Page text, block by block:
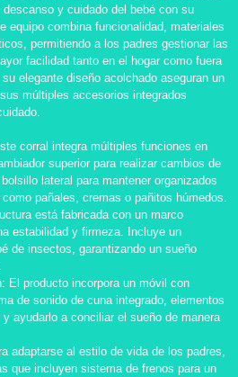
y cuidado del bebé con su
equipo combina funcionalidad, materiales
permitiendo a los padres gestionar las
facilidad tanto en el hogar como fuera
elegante diseño acolchado aseguran un
múltiples accesorios integrados
corral integra múltiples funciones en
superior para realizar cambios de
lateral para mantener organizados
pañales, cremas o pañitos húmedos.
está fabricada con un marco
estabilidad y firmeza. Incluye un
de insectos, garantizando un sueño
El producto incorpora un móvil con
de sonido de cuna integrado, elementos
ayudarlo a conciliar el sueño de manera
adaptarse al estilo de vida de los padres,
que incluyen sistema de frenos para un